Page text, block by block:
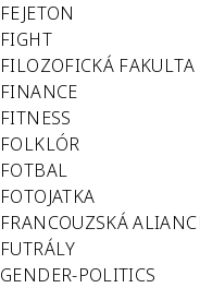
FEJETON
FIGHT
FILOZOFICKÁ FAKULTA
FINANCE
FITNESS
FOLKLÓR
FOTBAL
FOTOJATKA
FRANCOUZSKÁ
FUTRÁLY
GENDER-POLITICS